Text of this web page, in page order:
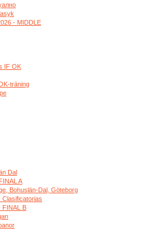
- MIDDLE
IF OK
träning
Dal
A
Bohuslän-Dal, Göteborg
Clasificatorias
FINAL B